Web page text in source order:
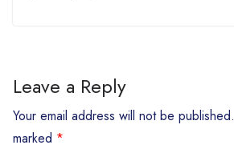
Leave a Reply
Your email address will not be published.
marked *